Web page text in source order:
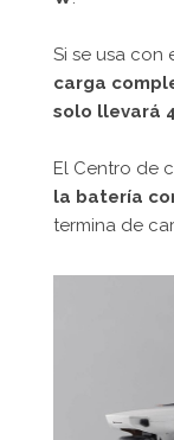
Si se usa con
carga
solo llevará
El Centro de
la batería
termina de